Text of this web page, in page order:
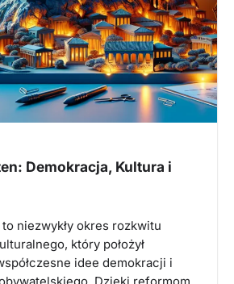
Demokracja, Kultura i
to niezwykły okres rozkwitu
który położył
idee demokracji i